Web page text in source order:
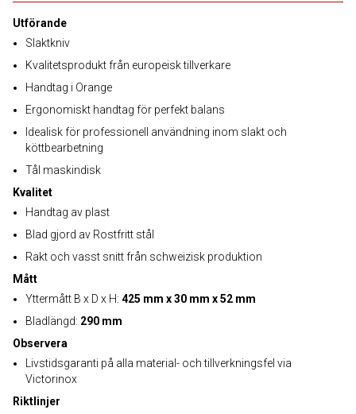
Utförande
Slaktkniv
Kvalitetsprodukt från europeisk tillverkare
Handtag i Orange
Ergonomiskt handtag för perfekt balans
Idealisk för professionell användning inom slakt och
köttbearbetning
Tål maskindisk
Kvalitet
Handtag av plast
Blad gjord av Rostfritt stål
Rakt och vasst snitt från schweizisk produktion
Mått
Yttermått B x D x H: 425 mm x 30 mm x 52 mm
Bladlängd: 290 mm
Observera
Livstidsgaranti på alla material- och tillverkningsfel via
Victorinox
Riktlinjer